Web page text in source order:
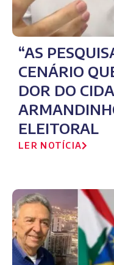
“AS
CENÁRIO
DOR DO
ELEITORAL
LER NOTÍCIA